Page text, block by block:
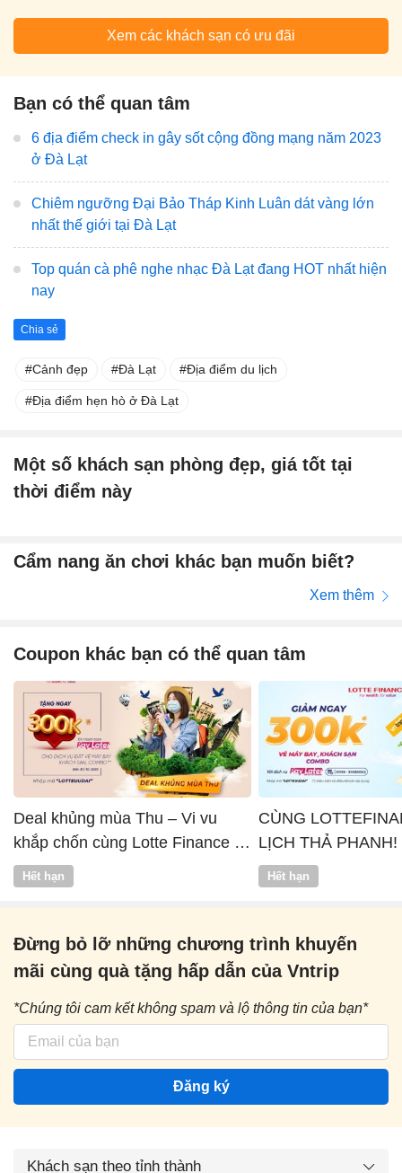
Xem các khách sạn có ưu đãi
Bạn có thể quan tâm
6 địa điểm check in gây sốt cộng đồng mạng năm 2023
ở Đà Lạt
Chiêm ngưỡng Đại Bảo Tháp Kinh Luân dát vàng lớn
nhất thế giới tại Đà Lạt
Top quán cà phê nghe nhạc Đà Lạt đang HOT nhất hiện
nay
Chia sẻ
Cảnh đẹp Đà Lạt Địa điểm du lịch
Địa điểm hẹn hò ở Đà Lạt
Một số khách sạn phòng đẹp, giá tốt tại
thời điểm này
Cẩm nang ăn chơi khác bạn muốn biết?
Xem thêm
Coupon khác bạn có thể quan tâm
Deal khủng mùa Thu – Vi vu
khắp chốn cùng Lotte Finance x
Vntrip
Hết hạn
CÙNG
LỊCH THẢ PHANH!
Hết hạn
Đừng bỏ lỡ những chương trình khuyến
mãi cùng quà tặng hấp dẫn của Vntrip
*Chúng tôi cam kết không spam và lộ thông tin của bạn*
Đăng ký
Khách sạn theo tỉnh thành